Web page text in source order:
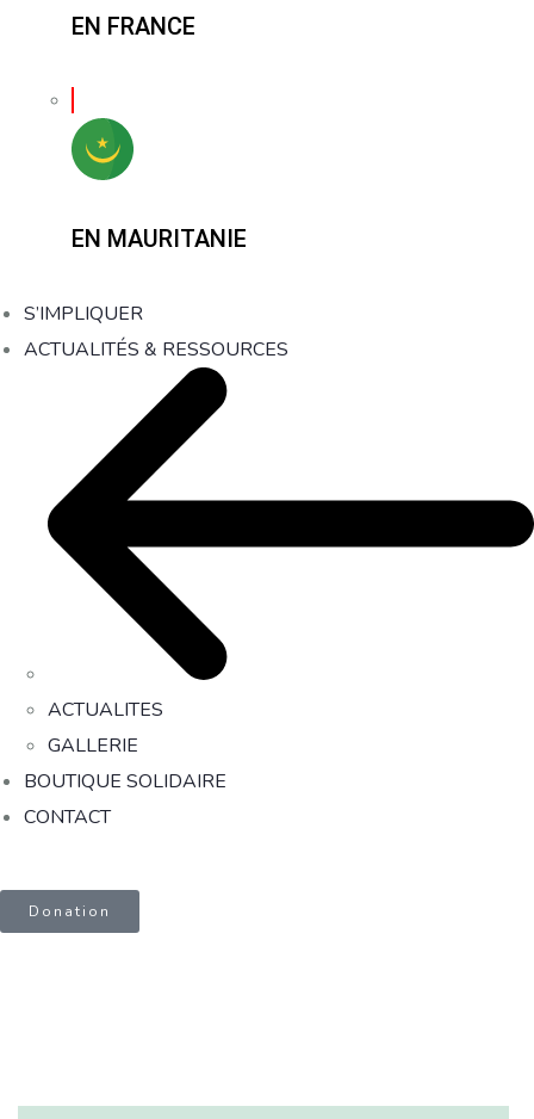
EN FRANCE
EN MAURITANIE
S’IMPLIQUER
ACTUALITÉS & RESSOURCES
ACTUALITES
GALLERIE
BOUTIQUE SOLIDAIRE
CONTACT
Donation